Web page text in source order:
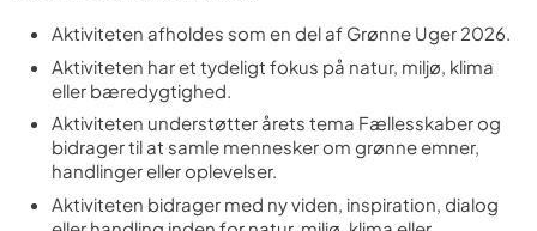
Aktiviteten afholdes som en del af Grønne Uger 2026.
Aktiviteten har et tydeligt fokus på natur, miljø, klima
eller bæredygtighed.
Aktiviteten understøtter årets tema Fællesskaber og
bidrager til at samle mennesker om grønne emner,
handlinger eller oplevelser.
Aktiviteten bidrager med ny viden, inspiration, dialog